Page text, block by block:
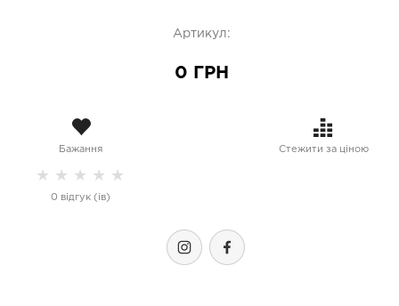
Артикул:
0 ГРН
Бажання Стежити за ціною
★ ★ ★ ★ ★
0 відгук (ів)